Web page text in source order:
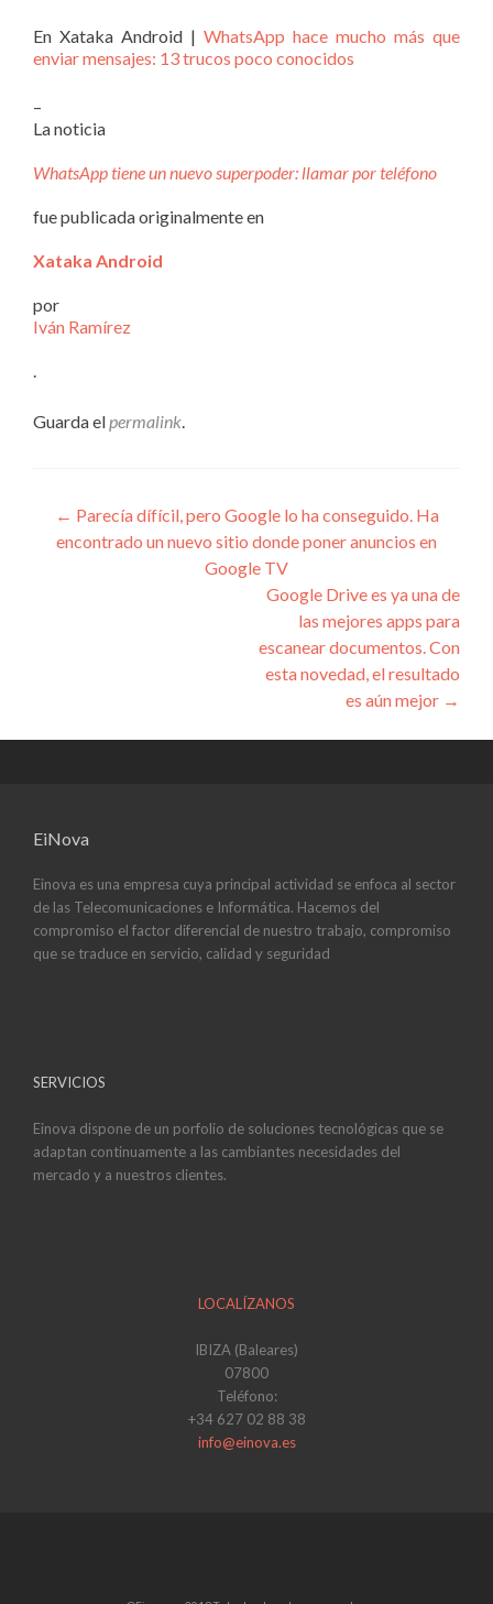
En Xataka Android | WhatsApp hace mucho más que
enviar mensajes: 13 trucos poco conocidos
–
La noticia
WhatsApp tiene un nuevo superpoder: llamar por teléfono
fue publicada originalmente en
Xataka Android
por
Iván Ramírez
.
Guarda elpermalink.
Navegación
de
← Parecía dífícil, pero Google lo ha conseguido. Ha
encontrado un nuevo sitio donde poner anuncios en
Google TV
Google Drive es ya una de
las mejores apps para
escanear documentos. Con
esta novedad, el resultado
es aún mejor →
EiNova
Einova es una empresa cuya principal actividad se enfoca al sector
de las Telecomunicaciones e Informática. Hacemos del
compromiso el factor diferencial de nuestro trabajo, compromiso
que se traduce en servicio, calidad y seguridad
SERVICIOS
Einova dispone de un porfolio de soluciones tecnológicas que se
adaptan continuamente a las cambiantes necesidades del
mercado y a nuestros clientes.
LOCALÍZANOS
IBIZA (Baleares)
07800
Teléfono:
+34 627 02 88 38
info@einova.es